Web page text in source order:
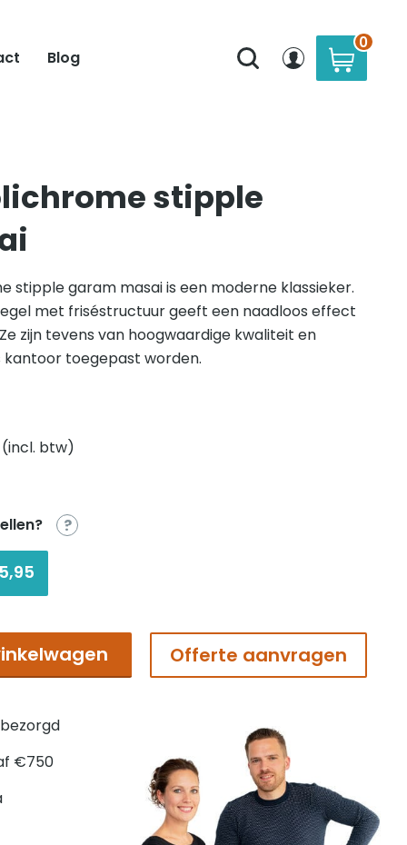
Blog
0
stipple
stipple garam masai is een moderne klassieker.
met friséstructuur geeft een naadloos effect
zijn tevens van hoogwaardige kwaliteit en
kantoor toegepast worden.
btw)
?
Offerte aanvragen
€750